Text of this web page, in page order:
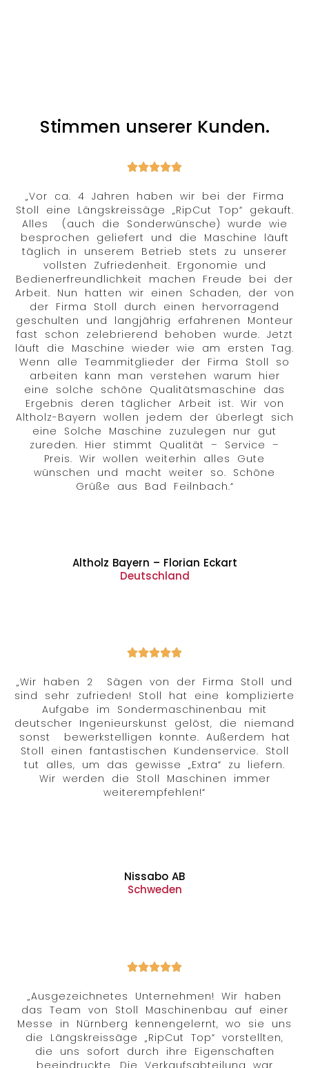
Stimmen unserer Kunden.
„Vor ca. 4 Jahren haben wir bei der Firma
Stoll eine Längskreissäge „RipCut Top“ gekauft.
Alles (auch die Sonderwünsche) wurde wie
besprochen geliefert und die Maschine läuft
täglich in unserem Betrieb stets zu unserer
vollsten Zufriedenheit. Ergonomie und
Bedienerfreundlichkeit machen Freude bei der
Arbeit. Nun hatten wir einen Schaden, der von
der Firma Stoll durch einen hervorragend
geschulten und langjährig erfahrenen Monteur
fast schon zelebrierend behoben wurde. Jetzt
läuft die Maschine wieder wie am ersten Tag.
Wenn alle Teammitglieder der Firma Stoll so
arbeiten kann man verstehen warum hier
eine solche schöne Qualitätsmaschine das
Ergebnis deren täglicher Arbeit ist. Wir von
Altholz-Bayern wollen jedem der überlegt sich
eine Solche Maschine zuzulegen nur gut
zureden. Hier stimmt Qualität – Service –
Preis. Wir wollen weiterhin alles Gute
wünschen und macht weiter so. Schöne
Grüße aus Bad Feilnbach.“
Altholz Bayern – Florian Eckart
Deutschland
„Wir haben 2 Sägen von der Firma Stoll und
sind sehr zufrieden! Stoll hat eine komplizierte
Aufgabe im Sondermaschinenbau mit
deutscher Ingenieurskunst gelöst, die niemand
sonst bewerkstelligen konnte. Außerdem hat
Stoll einen fantastischen Kundenservice. Stoll
tut alles, um das gewisse „Extra“ zu liefern.
Wir werden die Stoll Maschinen immer
weiterempfehlen!“
Nissabo AB
Schweden
„Ausgezeichnetes Unternehmen! Wir haben
das Team von Stoll Maschinenbau auf einer
Messe in Nürnberg kennengelernt, wo sie uns
die Längskreissäge „RipCut Top“ vorstellten,
die uns sofort durch ihre Eigenschaften